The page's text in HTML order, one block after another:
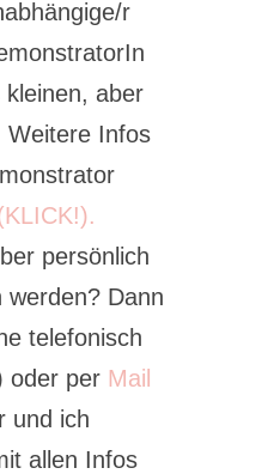
r
kleinen, aber
Infos
persönlich
Dann
telefonisch
oder per Mail
und ich
allen Infos